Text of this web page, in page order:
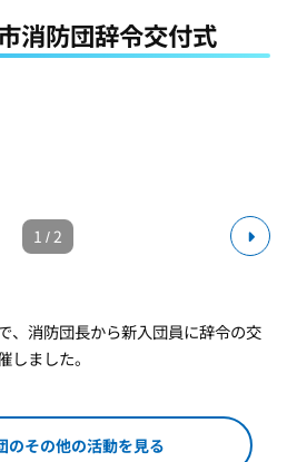
消防団辞令交付式
1 /2
、消防団長から新入団員に辞令の交
ました。
のその他の活動を見る